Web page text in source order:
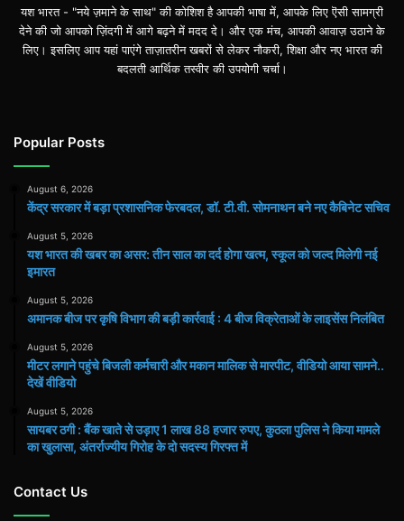
यश भारत - "नये ज़माने के साथ" की कोशिश है आपकी भाषा में, आपके लिए ऎसी सामग्री
देने की जो आपको ज़िंदगी में आगे बढ़ने में मदद दे। और एक मंच, आपकी आवाज़ उठाने के
लिए। इसलिए आप यहां पाएंगे ताज़ातरीन खबरों से लेकर नौकरी, शिक्षा और नए भारत की
बदलती आर्थिक तस्वीर की उपयोगी चर्चा।
Popular Posts
August 6, 2026
केंद्र सरकार में बड़ा प्रशासनिक फेरबदल, डॉ. टी.वी. सोमनाथन बने नए कैबिनेट सचिव
August 5, 2026
यश भारत की खबर का असर: तीन साल का दर्द होगा खत्म, स्कूल को जल्द मिलेगी नई
इमारत
August 5, 2026
अमानक बीज पर कृषि विभाग की बड़ी कार्रवाई : 4 बीज विक्रेताओं के लाइसेंस निलंबित
August 5, 2026
मीटर लगाने पहुंचे बिजली कर्मचारी और मकान मालिक से मारपीट, वीडियो आया सामने..
देखें वीडियो
August 5, 2026
सायबर ठगी : बैंक खाते से उड़ाए 1 लाख 88 हजार रुपए, कुठला पुलिस ने किया मामले
का खुलासा, अंतर्राज्यीय गिरोह के दो सदस्य गिरफ्त में
Contact Us